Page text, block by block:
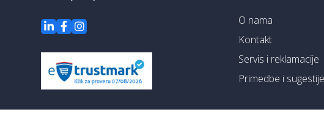
O nama
Kontakt
Servis i reklamacije
Primedbe i sugestije